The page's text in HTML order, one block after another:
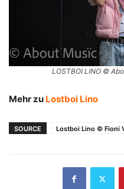
LOSTBOI LINO ©
Mehr zu Lostboi Lino
SOURCE Lostboi Lino © Fioni